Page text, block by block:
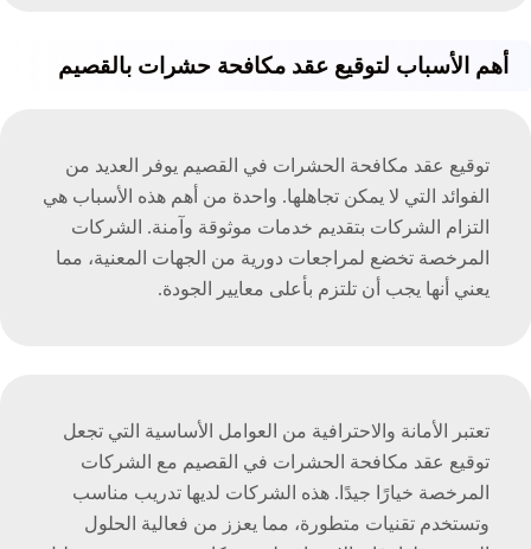
أهم الأسباب لتوقيع عقد مكافحة حشرات بالقصيم
توقيع عقد مكافحة الحشرات في القصيم يوفر العديد من
الفوائد التي لا يمكن تجاهلها. واحدة من أهم هذه الأسباب هي
التزام الشركات بتقديم خدمات موثوقة وآمنة. الشركات
المرخصة تخضع لمراجعات دورية من الجهات المعنية، مما
يعني أنها يجب أن تلتزم بأعلى معايير الجودة.
تعتبر الأمانة والاحترافية من العوامل الأساسية التي تجعل
توقيع عقد مكافحة الحشرات في القصيم مع الشركات
المرخصة خيارًا جيدًا. هذه الشركات لديها تدريب مناسب
وتستخدم تقنيات متطورة، مما يعزز من فعالية الحلول